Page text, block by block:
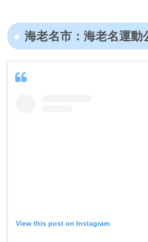
海老名市：海老名運動
View this post on Instagram